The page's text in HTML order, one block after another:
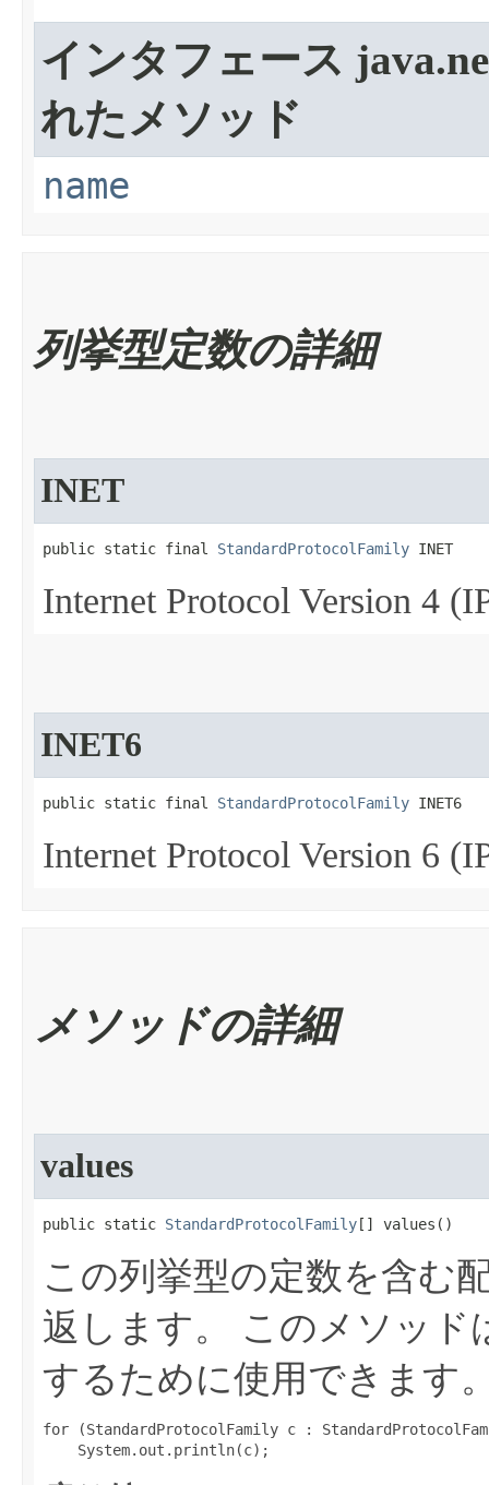
インタフェース
れたメソッド
name
列挙型定数の詳細
INET
public static final StandardProtocolFamily INET
Internet Protocol Version 4
INET6
public static final StandardProtocolFamily INET6
Internet Protocol Version 6
メソッドの詳細
values
public static StandardProtocolFamily [] values​()
この列挙型の定数を含む
返します。
このメソッド
するために使用できます
for (StandardProtocolFamily c :